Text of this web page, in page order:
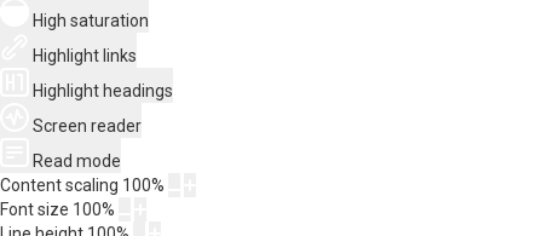
High saturation
Highlight links
Highlight headings
Screen reader
Read mode
Content scaling 100%
Font size 100%